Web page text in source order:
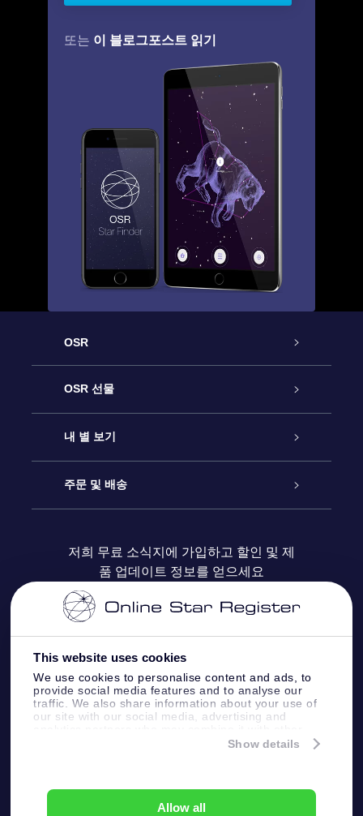
This website uses cookies
We use cookies to personalise content and ads, to
provide social media features and to analyse our
traffic. We also share information about your use of
our site with our social media, advertising and
information that you’ve provided to them or that
Show details
Allow all
또는 이 블로그포스트 읽기
OSR
고객 서비스
연락처
블로그
OSR 선물
온라인 별 선물
OSR 선물 팩
OSR 상품권
기업 선물
내 별 보기
Star Register
맞춤 별 페이지
One Million Stars
Fly me to the stars VR 앱
주문 및 배송
결제 정보
배송 정보
환불 정책
별자리
저희 무료 소식지에 가입하고 할인 및 제
품 업데이트 정보를 얻으세요
고객 서비스:help@osr.org